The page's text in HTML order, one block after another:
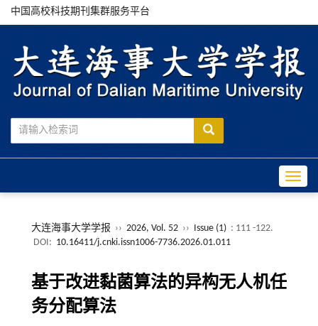
中国高校科技期刊集群服务平台
大连海事大学学报 ›› 2026, Vol. 52 ›› Issue (1) : 111 -122.
DOI: 10.16411/j.cnki.issn1006-7736.2026.01.011
基于改进黏菌算法的异构无人机任
务分配算法